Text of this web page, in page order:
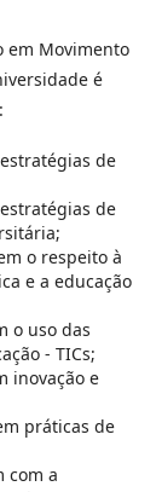
em Movimento
é
de
de
o respeito à
e a educação
o uso das
- TICs;
inovação e
práticas de
com a